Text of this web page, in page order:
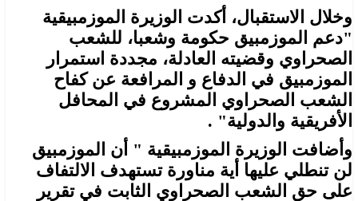
وخلال الاستقبال، أكدت الوزيرة الموزمبيقية
"دعم الموزمبيق حكومة وشعبا، للشعب
الصحراوي وقضيته العادلة، مجددة استمرار
الموزمبيق في الدفاع و المرافعة عن كفاح
الشعب الصحراوي المشروع في المحافل
الأفريقية والدولية" .
وأضافت الوزيرة الموزمبيقية " أن الموزمبيق
لن تنطلي عليها أية مناورة تستهدف الالتفاف
على حق الشعب الصحراوي الثابت في تقرير